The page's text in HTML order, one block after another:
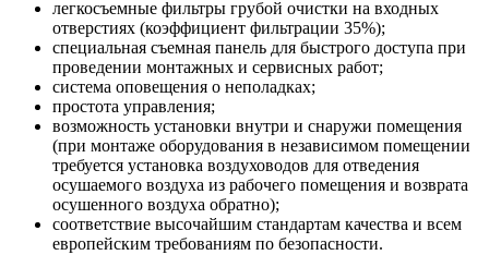
легкосъемные фильтры грубой очистки на входных
отверстиях (коэффициент фильтрации 35%);
специальная съемная панель для быстрого доступа при
проведении монтажных и сервисных работ;
система оповещения о неполадках;
простота управления;
возможность установки внутри и снаружи помещения
(при монтаже оборудования в независимом помещении
требуется установка воздуховодов для отведения
осушаемого воздуха из рабочего помещения и возврата
осушенного воздуха обратно);
соответствие высочайшим стандартам качества и всем
европейским требованиям по безопасности.